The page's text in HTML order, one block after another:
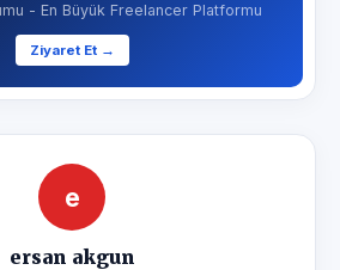
- En Büyük Freelancer Platformu
Ziyaret Et →
e
ersan akgun